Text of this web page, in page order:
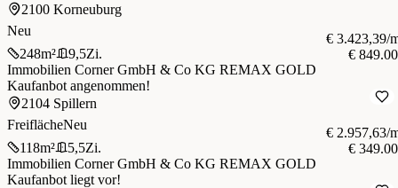
2100 Korneuburg
Neu
248m² 9,5Zi.
€ 3.423,39/
€
Immobilien Corner GmbH & Co KG REMAX GOLD
Kaufanbot angenommen!
2104 Spillern
FreiflächeNeu
118m² 5,5Zi.
€ 2.957,63/
€
Immobilien Corner GmbH & Co KG REMAX GOLD
Kaufanbot liegt vor!